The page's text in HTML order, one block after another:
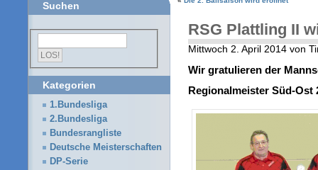
RSG Plattling II
Mittwoch 2. April 2014 von
Wir gratulieren der
Regionalmeister Süd-Ost
Suchen
Kategorien
1.Bundesliga
2.Bundesliga
Bundesrangliste
Deutsche Meisterschaften
DP-Serie